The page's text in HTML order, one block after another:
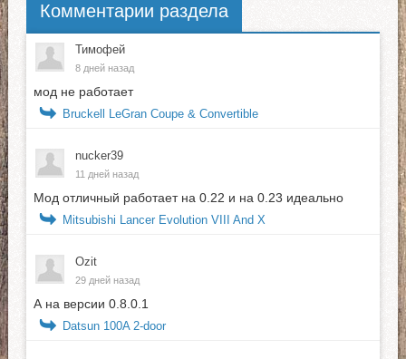
Комментарии раздела
Тимофей
8 дней назад
мод не работает
Bruckell LeGran Coupe & Convertible
nucker39
11 дней назад
Мод отличный работает на 0.22 и на 0.23 идеально
Mitsubishi Lancer Evolution VIII And X
Ozit
29 дней назад
А на версии 0.8.0.1
Datsun 100A 2-door